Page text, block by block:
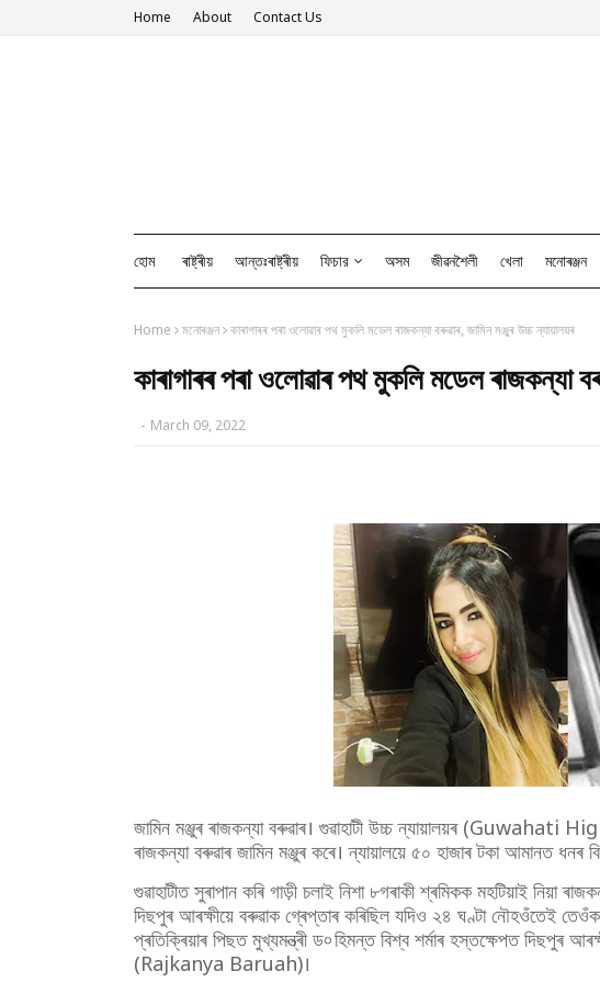
Home About Contact Us
হোম ৰাষ্ট্ৰীয় আন্তঃৰাষ্ট্ৰীয় ফিচার অসম জীৱনশৈলী খেলা মনোৰঞ্জন
Home মনোৰঞ্জন কাৰাগাৰৰ পৰা ওলোৱাৰ পথ মুকলি মডেল ৰাজকন্যা বৰুৱাৰ, জামিন মঞ্জুৰ উচ্চ ন্যায়ালয়ৰ
কাৰাগাৰৰ পৰা ওলোৱাৰ পথ মুকলি মডেল ৰাজকন্যা
- March 09, 2022
জামিন মঞ্জুৰ ৰাজকন্যা বৰুৱাৰ। গুৱাহাটী উচ্চ ন্যায়ালয়ৰ (Guwahati
ৰাজকন্যা বৰুৱাৰ জামিন মঞ্জুৰ কৰে। ন্যায়ালয়ে ৫০ হাজাৰ টকা আমানত ধনৰ
গুৱাহাটীত সুৰাপান কৰি গাড়ী চলাই নিশা ৮গৰাকী শ্ৰমিকক মহটিয়াই নিয়া
দিছপুৰ আৰক্ষীয়ে বৰুৱাক গ্ৰেপ্তাৰ কৰিছিল যদিও ২৪ ঘণ্টা নৌহওঁতেই তেওঁক
প্ৰতিক্ৰিয়াৰ পিছত মুখ্যমন্ত্ৰী ড৹ হিমন্ত বিশ্ব শৰ্মাৰ হস্তক্ষেপত দিছপুৰ
(Rajkanya Baruah)।